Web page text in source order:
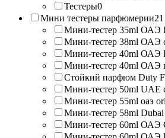
Тестеры0
Мини тестеры парфюмерии21
Мини-тестер 35ml ОАЭ
Мини-тестер 38ml ОАЭ
Мини-тестер 40ml ОАЭ
Мини-тестер 40ml ОАЭ
Стойкий парфюм Duty
Мини-тестер 50ml UAE
Мини-тестер 55ml оаэ
Мини-тестер 58ml
Мини-тестер 60ml ОАЭ